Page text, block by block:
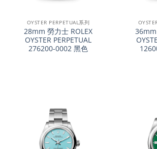
OYSTER PERPETUAL系列
28mm 勞力士 ROLEX
OYSTER PERPETUAL
276200-0002 黑色
36mm